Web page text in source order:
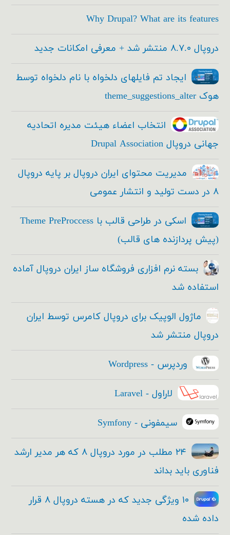
Why Drupal? What are its features
دروپال ۸.۷.۰ منتشر شد + معرفی امکانات جدید
ایجاد تم فایلهای دلخواه با نام دلخواه توسط
هوک theme_suggestions_alter
انتخاب اعضاء هیئت مدیره اتحادیه
جهانی دروپال Drupal Association
مدیریت محتوای ایران دروپال بر پایه دروپال
۸ در دست تولید و انتشار عمومی
اسکی در طراحی قالب با Theme PreProccess
(پیش پردازنده های قالب)
بسته نرم افزاری فروشگاه ساز ایران دروپال آماده
استفاده شد
ماژول الوپیک برای دروپال کامرس توسط ایران
دروپال منتشر شد
وردپرس - Wordpress
لاراول - Laravel
سیمفونی - Symfony
۲۴ مطلب در مورد دروپال ۸ که هر مدیر ارشد
فناوری باید بداند
۱۰ ویژگی جدید که در هسته دروپال ۸ قرار
داده شده